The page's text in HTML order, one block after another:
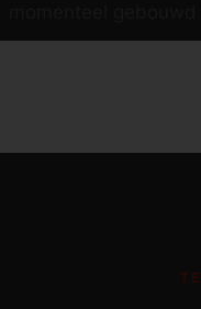
momenteel